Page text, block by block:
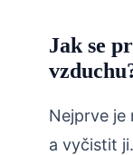
Jak se
Nejprve
a vyčistit